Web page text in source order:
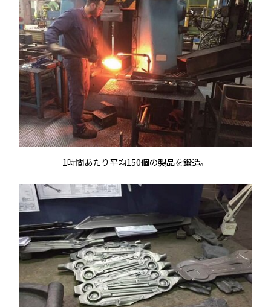
1時間あたり平均150個の製品を鍛造。